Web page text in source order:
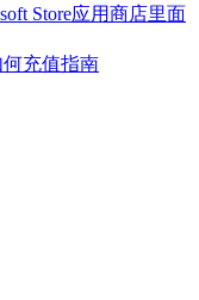
Store应用商店里面
充值指南